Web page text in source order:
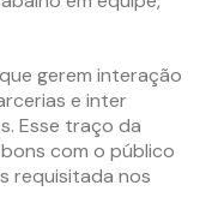
gerem interação
e inter
Esse traço da
com o público
requisitada nos